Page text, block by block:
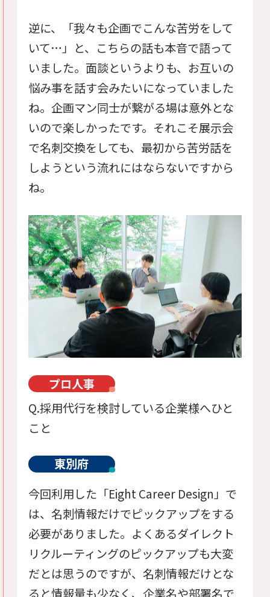
逆に、「我々も企画でこんな苦労をして
いて…」と、こちらの話も本音で語って
いました。面談というよりも、お互いの
悩み事を話す会みたいになっていました
ね。企画マン同士が繋がる場は意外とな
いので楽しかったです。それこそ展示会
で名刺交換をしても、最初から苦労話を
しようという流れにはならないですから
ね。
プロ人事
Q.採用代行を検討している企業様へひと
こと
東別府
今回利用した「Eight Career Design」で
は、名刺情報だけでピックアップをする
必要がありました。よくあるダイレクト
リクルーティングのピックアップも大変
だとは思うのですが、名刺情報だけとな